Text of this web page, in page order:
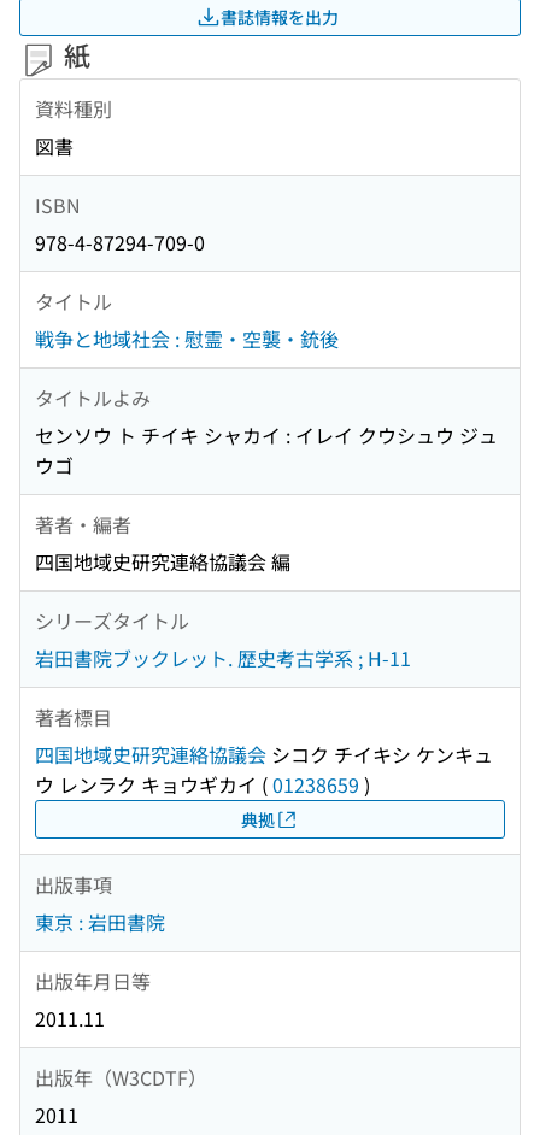
書誌情報を出力
紙
資料種別
図書
ISBN
978-4-87294-709-0
タイトル
戦争と地域社会 : 慰霊・空襲・銃後
タイトルよみ
センソウ ト チイキ シャカイ : イレイ クウシュウ ジュ
ウゴ
著者・編者
四国地域史研究連絡協議会 編
シリーズタイトル
岩田書院ブックレット. 歴史考古学系 ; H-11
著者標目
四国地域史研究連絡協議会 シコク チイキシ ケンキュ
ウ レンラク キョウギカイ (01238659 )
典拠
出版事項
東京 : 岩田書院
出版年月日等
2011.11
出版年（W3CDTF）
2011